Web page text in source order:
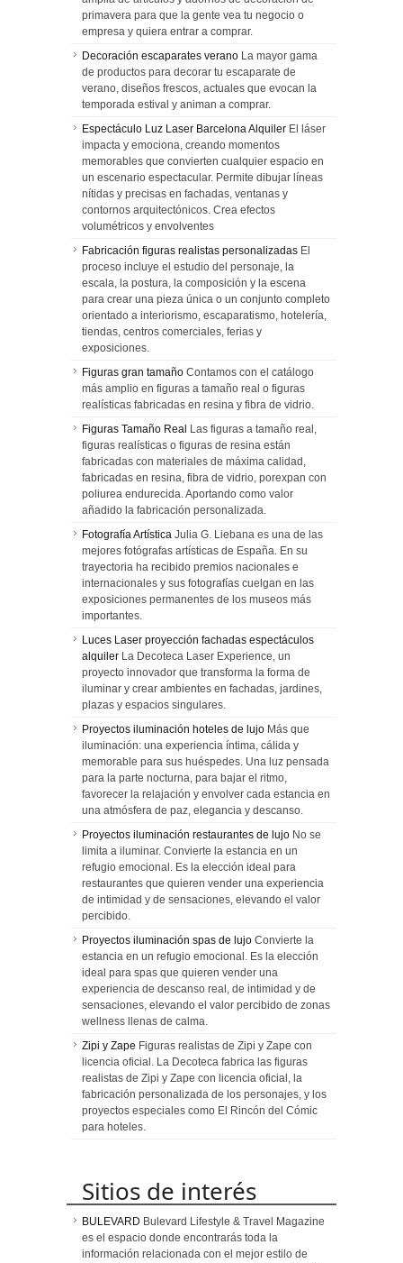
primavera para que la gente vea tu negocio o
empresa y quiera entrar a comprar.
Decoración escaparates verano La mayor gama
de productos para decorar tu escaparate de
verano, diseños frescos, actuales que evocan la
temporada estival y animan a comprar.
Espectáculo Luz Laser Barcelona Alquiler El láser
impacta y emociona, creando momentos
memorables que convierten cualquier espacio en
un escenario espectacular. Permite dibujar líneas
nítidas y precisas en fachadas, ventanas y
contornos arquitectónicos. Crea efectos
volumétricos y envolventes
Fabricación figuras realistas personalizadas El
proceso incluye el estudio del personaje, la
escala, la postura, la composición y la escena
para crear una pieza única o un conjunto completo
orientado a interiorismo, escaparatismo, hotelería,
tiendas, centros comerciales, ferias y
exposiciones.
Figuras gran tamaño Contamos con el catálogo
más amplio en figuras a tamaño real o figuras
realísticas fabricadas en resina y fibra de vidrio.
Figuras Tamaño Real Las figuras a tamaño real,
figuras realísticas o figuras de resina están
fabricadas con materiales de máxima calidad,
fabricadas en resina, fibra de vidrio, porexpan con
poliurea endurecida. Aportando como valor
añadido la fabricación personalizada.
Fotografía Artística Julia G. Liebana es una de las
mejores fotógrafas artísticas de España. En su
trayectoria ha recibido premios nacionales e
internacionales y sus fotografías cuelgan en las
exposiciones permanentes de los museos más
importantes.
Luces Laser proyección fachadas espectáculos
alquiler La Decoteca Laser Experience, un
proyecto innovador que transforma la forma de
iluminar y crear ambientes en fachadas, jardines,
plazas y espacios singulares.
Proyectos iluminación hoteles de lujo Más que
iluminación: una experiencia íntima, cálida y
memorable para sus huéspedes. Una luz pensada
para la parte nocturna, para bajar el ritmo,
favorecer la relajación y envolver cada estancia en
una atmósfera de paz, elegancia y descanso.
Proyectos iluminación restaurantes de lujo No se
limita a iluminar. Convierte la estancia en un
refugio emocional. Es la elección ideal para
restaurantes que quieren vender una experiencia
de intimidad y de sensaciones, elevando el valor
percibido.
Proyectos iluminación spas de lujo Convierte la
estancia en un refugio emocional. Es la elección
ideal para spas que quieren vender una
experiencia de descanso real, de intimidad y de
sensaciones, elevando el valor percibido de zonas
wellness llenas de calma.
Zipi y Zape Figuras realistas de Zipi y Zape con
licencia oficial. La Decoteca fabrica las figuras
realistas de Zipi y Zape con licencia oficial, la
fabricación personalizada de los personajes, y los
proyectos especiales como El Rincón del Cómic
para hoteles.
Sitios de interés
BULEVARD Bulevard Lifestyle & Travel Magazine
es el espacio donde encontrarás toda la
información relacionada con el mejor estilo de